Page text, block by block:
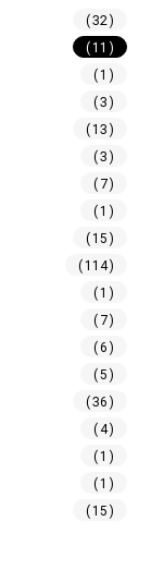
(32)
(11)
(1)
(3)
(13)
(3)
(7)
(1)
(15)
(114)
(1)
(7)
(6)
(5)
(36)
(4)
(1)
(1)
(15)